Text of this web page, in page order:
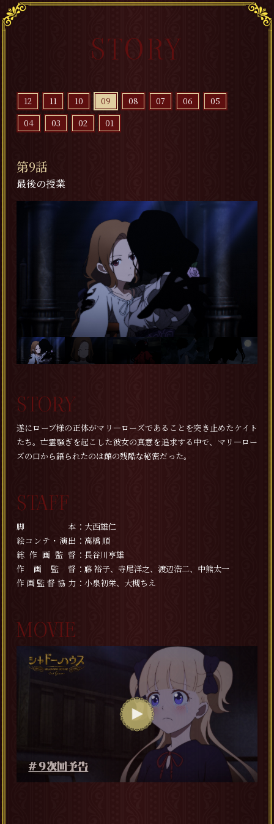
STORY
12 11 10 09 08 07 06
05
04
03 02 01
第9話
最後の授業
STORY
遂にローブ様の正体がマリ―ローズであることを突き止めたケイト
たち。亡霊騒ぎを起こした彼女の真意を追求する中で、マリ―ロー
ズの口から語られたのは館の残酷な秘密だった。
STAFF
脚本
大西雄仁
絵コンテ・演出
高橋 順
総作画監督
長谷川亨雄
作画監督
藤 裕子、寺尾洋之、渡辺浩二、中熊太一
作画監督協力
小泉初栄、大槻ちえ
MOVIE